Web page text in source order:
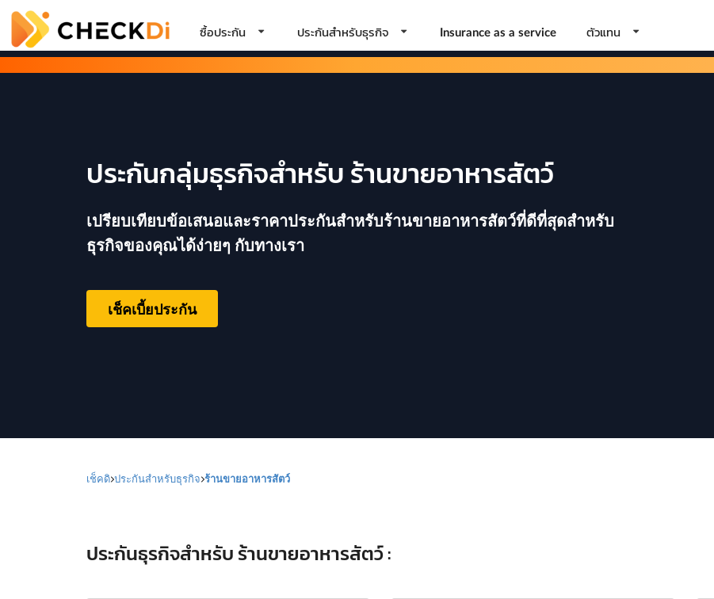
ซื้อประกัน ประกันสำหรับธุรกิจ Insurance as a service ตัวแทน
ประกันกลุ่มธุรกิจสำหรับ ร้านขายอาหารสัตว์
เปรียบเทียบข้อเสนอและราคาประกันสำหรับร้านขายอาหารสัตว์ที่ดีที่สุดสำหรับ
ธุรกิจของคุณได้ง่ายๆ กับทางเรา
เช็คเบี้ยประกัน
เช็คดิ ประกันสำหรับธุรกิจ ร้านขายอาหารสัตว์
ประกันธุรกิจสำหรับ ร้านขายอาหารสัตว์ :